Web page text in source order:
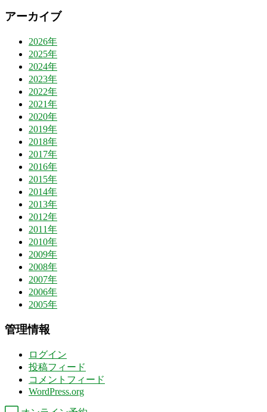
アーカイブ
2026年
2025年
2024年
2023年
2022年
2021年
2020年
2019年
2018年
2017年
2016年
2015年
2014年
2013年
2012年
2011年
2010年
2009年
2008年
2007年
2006年
2005年
管理情報
ログイン
投稿フィード
コメントフィード
WordPress.org